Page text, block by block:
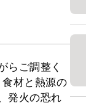
らご調整く
材と熱源の
発火の恐れ